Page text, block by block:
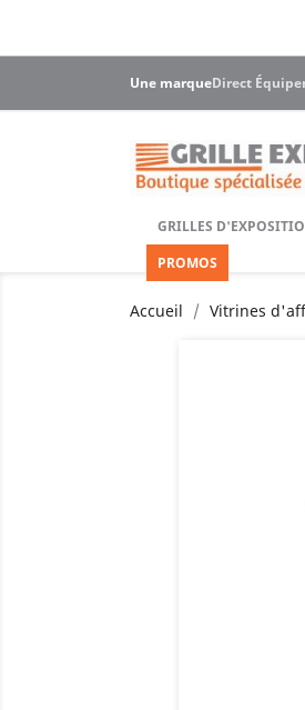
Une marqueDirect
GRILLES
PROMOS
Accueil Vitrines